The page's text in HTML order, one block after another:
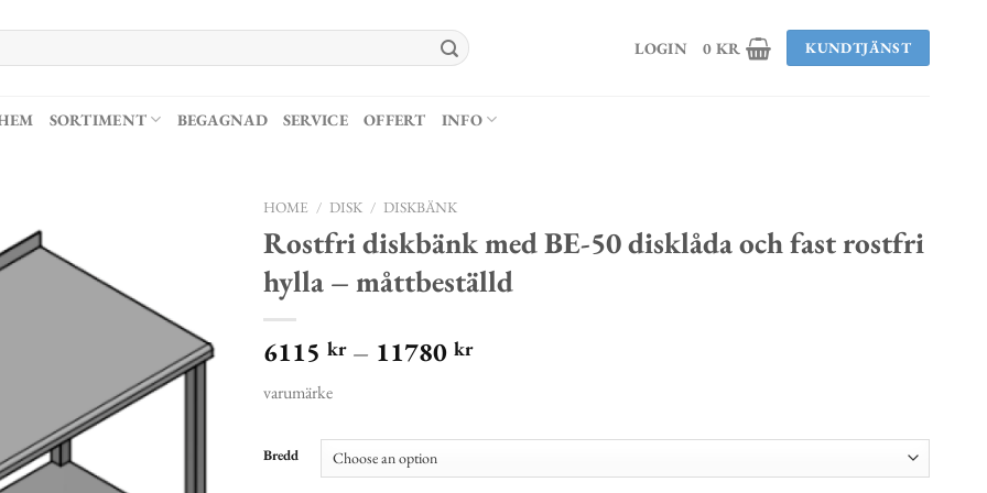
LOGIN 0 KR KUNDTJÄNST
SORTIMENT BEGAGNAD SERVICE OFFERT INFO
HOME / DISK / DISKBÄNK
Rostfri diskbänk med BE-50 disklåda och fast rostfri
hylla – måttbeställd
6115 kr– 11780 kr
varumärke
Bredd